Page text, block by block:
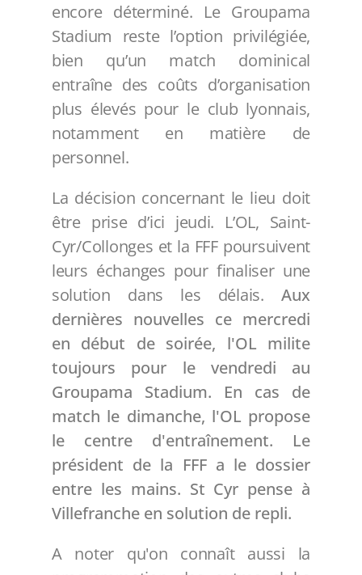
encore déterminé. Le Groupama
Stadium reste l’option privilégiée,
bien qu’un match dominical
entraîne des coûts d’organisation
plus élevés pour le club lyonnais,
notamment en matière de
personnel.
La décision concernant le lieu doit
être prise d’ici jeudi. L’OL, Saint-
Cyr/Collonges et la FFF poursuivent
leurs échanges pour finaliser une
solution dans les délais. Aux
dernières nouvelles ce mercredi
en début de soirée, l'OL milite
toujours pour le vendredi au
Groupama Stadium. En cas de
match le dimanche, l'OL propose
le centre d'entraînement. Le
président de la FFF a le dossier
entre les mains. St Cyr pense à
Villefranche en solution de repli.
A noter qu'on connaît aussi la